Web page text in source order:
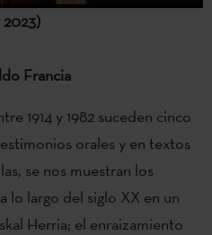
2023)
Francia
1914 y 1982 suceden cinco
orales y en textos
se nos muestran los
lo largo del siglo XX en un
Herria; el enraizamiento